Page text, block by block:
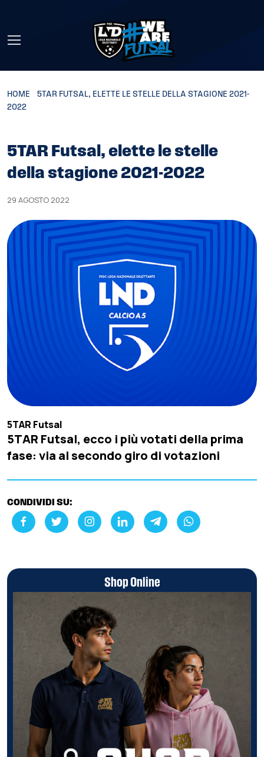
HOME
5TAR FUTSAL, ELETTE LE STELLE DELLA STAGIONE 2021-
2022
5TAR Futsal, elette le stelle
della stagione 2021-2022
29 AGOSTO 2022
5TAR Futsal
5TAR Futsal, ecco i più votati della prima
fase: via al secondo giro di votazioni
CONDIVIDI SU:
Shop Online